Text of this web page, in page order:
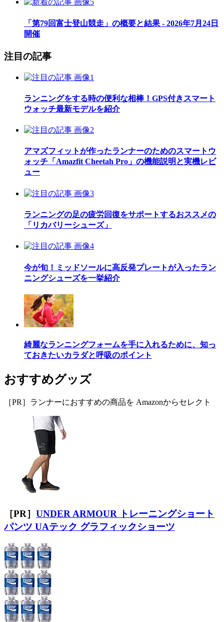
「第79回富士登山競走」の概要と結果 - 2026年7月24日
開催
注目の記事
ランニングをする時の便利な相棒！GPS付きスマート
ウォッチ最新モデルを紹介
アマズフィットが作ったランナーのためのスマートウ
ォッチ「Amazfit Cheetah Pro」の機能説明と実機レビ
ュー
ランニングの足の疲労回復をサポートするおススメの
「リカバリーシューズ」
今が旬！ミッドソールに高反発プレートが入ったラン
ニングシューズを一挙紹介
綺麗なランニングフォームを手に入れるために、知っ
ておきたいカラダと呼吸のポイント
おすすめグッズ
［PR］ランナーにおすすめの商品を Amazonからセレクト
［PR］ UNDER ARMOUR トレーニングショート
パンツ UAテック グラフィックショーツ